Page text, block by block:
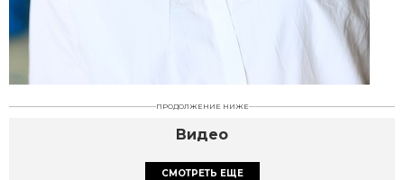
ПРОДОЛЖЕНИЕ НИЖЕ
Видео
СМОТРЕТЬ ЕЩЕ